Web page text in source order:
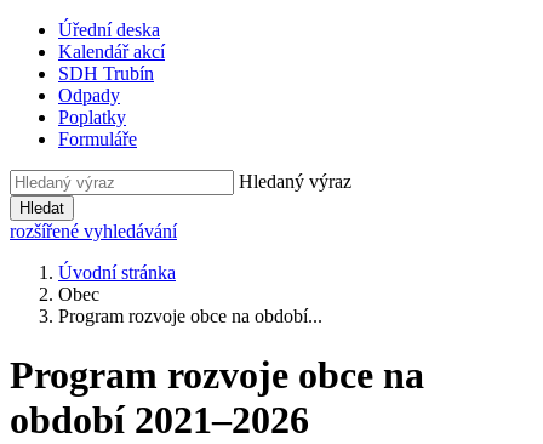
Úřední deska
Kalendář akcí
SDH Trubín
Odpady
Poplatky
Formuláře
Hledaný výraz
Hledat
rozšířené vyhledávání
Úvodní stránka
Obec
Program rozvoje obce na období...
Program rozvoje obce na
období 2021–2026